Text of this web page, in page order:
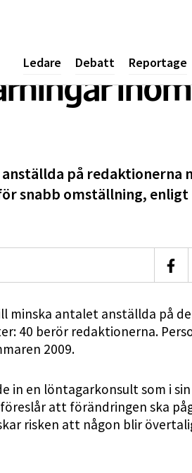
Ledare Debatt Reportage
inom
på redaktionerna
snabb omställning, enligt
minska antalet anställda på
40 berör redaktionerna.
2009.
in en löntagarkonsult som i
att förändringen ska
risken att någon blir